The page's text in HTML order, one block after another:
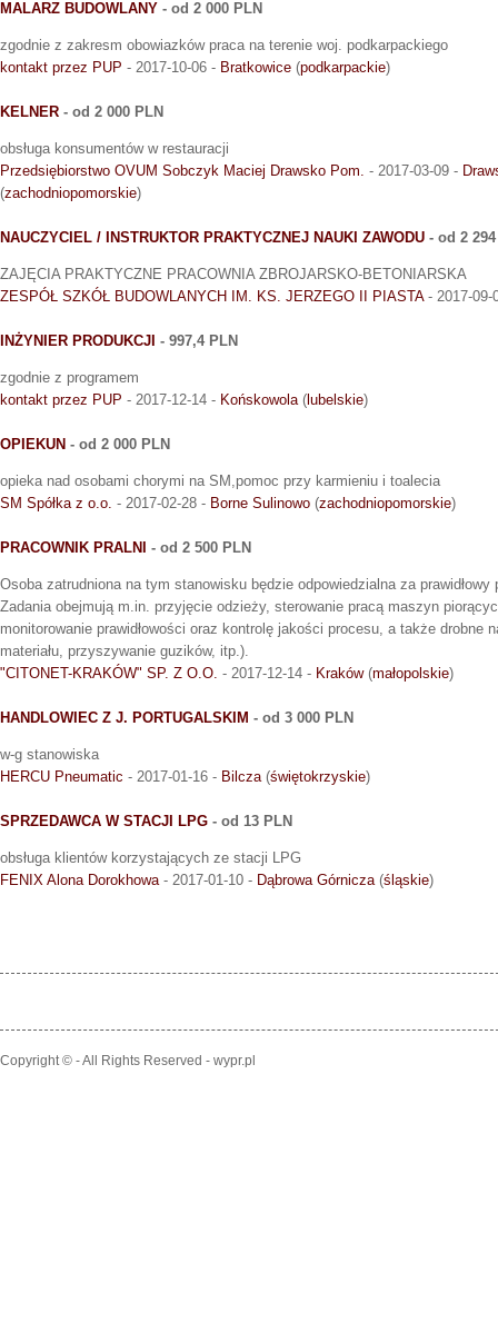
MALARZ BUDOWLANY - od 2 000 PLN
zgodnie z zakresm obowiazków praca na terenie woj. podkarpackiego
kontakt przez PUP - 2017-10-06 - Bratkowice (podkarpackie)
KELNER - od 2 000 PLN
obsługa konsumentów w restauracji
Przedsiębiorstwo OVUM Sobczyk Maciej Drawsko Pom. - 2017-03-09 -
(zachodniopomorskie)
NAUCZYCIEL / INSTRUKTOR PRAKTYCZNEJ NAUKI ZAWODU - od 2
ZAJĘCIA PRAKTYCZNE PRACOWNIA ZBROJARSKO-BETONIARSKA
ZESPÓŁ SZKÓŁ BUDOWLANYCH IM. KS. JERZEGO II PIASTA- 2017-09-
INŻYNIER PRODUKCJI - 997,4 PLN
zgodnie z programem
kontakt przez PUP - 2017-12-14 - Końskowola( lubelskie)
OPIEKUN - od 2 000 PLN
opieka nad osobami chorymi na SM,pomoc przy karmieniu i toalecia
SM Spółka z o.o. - 2017-02-28 - Borne Sulinowo (zachodniopomorskie)
PRACOWNIK PRALNI - od 2 500 PLN
Osoba zatrudniona na tym stanowisku będzie odpowiedzialna za
Zadania obejmują m.in. przyjęcie odzieży, sterowanie pracą maszyn
monitorowanie prawidłowości oraz kontrolę jakości procesu, a także drobne
materiału, przyszywanie guzików, itp.).
"CITONET-KRAKÓW" SP. Z O.O. - 2017-12-14 - Kraków(małopolskie)
HANDLOWIEC Z J. PORTUGALSKIM - od 3 000 PLN
w-g stanowiska
HERCU Pneumatic - 2017-01-16 - Bilcza(świętokrzyskie)
SPRZEDAWCA W STACJI LPG - od 13 PLN
obsługa klientów korzystających ze stacji LPG
FENIX Alona Dorokhowa- 2017-01-10 - Dąbrowa Górnicza(śląskie)
Copyright © - All Rights Reserved - wypr.pl